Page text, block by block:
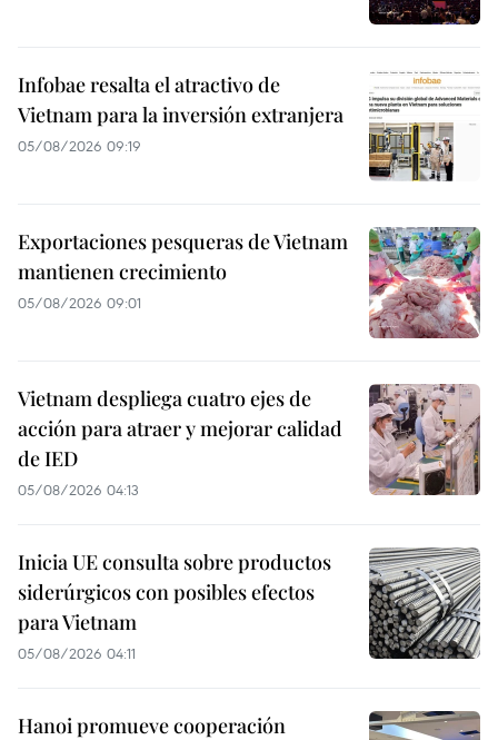
Infobae resalta el atractivo de
Vietnam para la inversión extranjera
05/08/2026 09:19
Exportaciones pesqueras de Vietnam
mantienen crecimiento
05/08/2026 09:01
Vietnam despliega cuatro ejes de
acción para atraer y mejorar calidad
de IED
05/08/2026 04:13
Inicia UE consulta sobre productos
siderúrgicos con posibles efectos
para Vietnam
05/08/2026 04:11
Hanoi promueve cooperación